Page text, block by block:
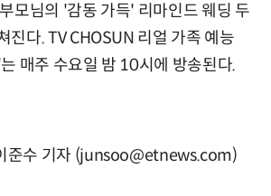
모님의 '감동 가득' 리마인드 웨딩 두
진다. TV CHOSUN 리얼 가족 예능
매주 수요일 밤 10시에 방송된다.
준수 기자 (junsoo@etnews.com)